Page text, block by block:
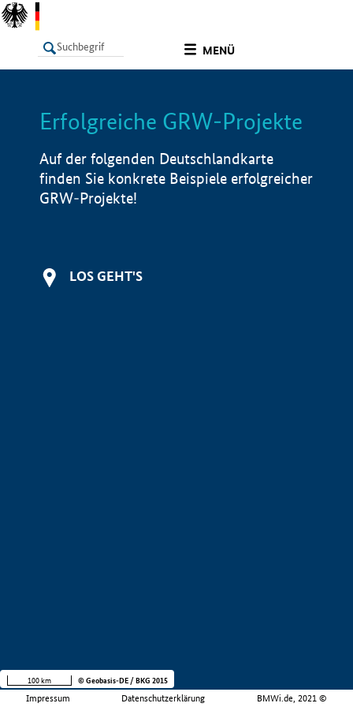
MENÜ
LISTE Info
Erfolgreiche GRW-Projekte
Auf der folgenden Deutschlandkarte
finden Sie konkrete Beispiele erfolgreicher
GRW-Projekte!
LOS GEHT'S
Impressum Datenschutzerklärung BMWi.de, 2021 ©
100 km © Geobasis-DE / BKG 2015